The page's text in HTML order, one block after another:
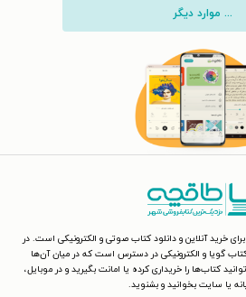
... موارد دیگر
خرید آنلاین و دانلود کتاب صوتی و الکترونیکی است. در
گویا و الکترونیکی در دسترس است که در میان آن‌ها
کتاب‌ها را خریداری کرده یا امانت بگیرید و در موبایل،
یا سایت بخوانید و بشنوید.